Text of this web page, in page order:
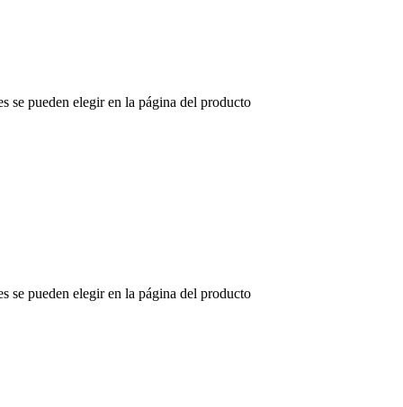
se pueden elegir en la página del producto
se pueden elegir en la página del producto